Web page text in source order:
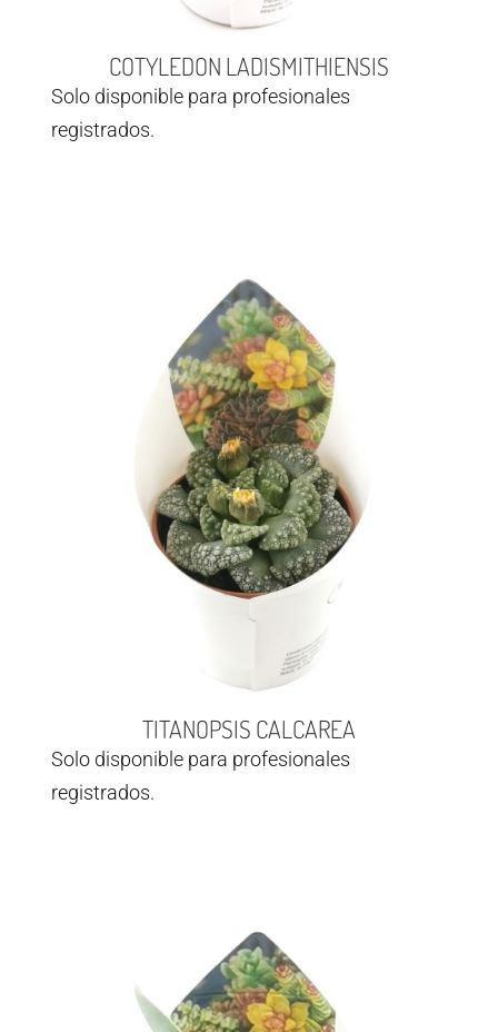
COTYLEDON LADISMITHIENSIS
Solo disponible para profesionales
registrados.
TITANOPSIS CALCAREA
Solo disponible para profesionales
registrados.